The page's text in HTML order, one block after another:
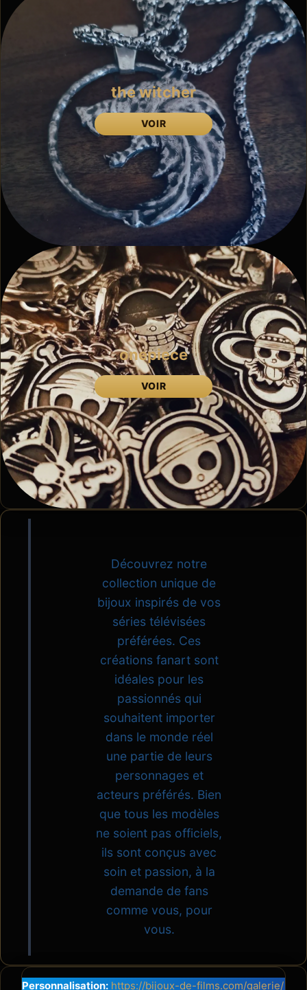
the witcher
VOIR
onepiece
VOIR
Découvrez notre
collection unique de
bijoux inspirés de vos
séries télévisées
préférées. Ces
créations fanart sont
idéales pour les
passionnés qui
souhaitent importer
dans le monde réel
une partie de leurs
personnages et
acteurs préférés. Bien
que tous les modèles
ne soient pas officiels,
ils sont conçus avec
soin et passion, à la
demande de fans
comme vous, pour
vous.
Personnalisation: https://bijoux-de-films.com/galerie/